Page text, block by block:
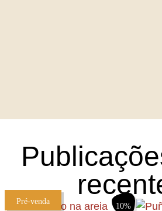
10%
Pré-venda